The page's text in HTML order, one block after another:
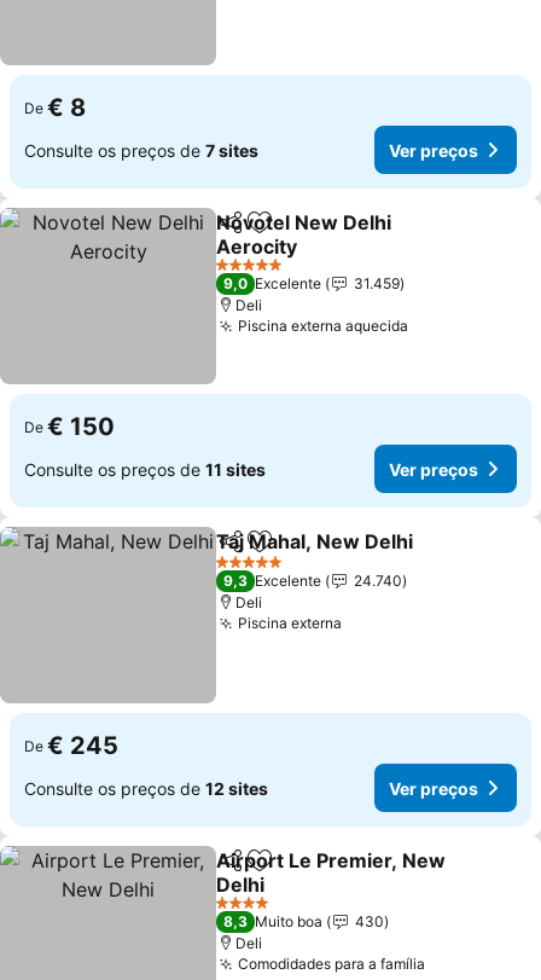
De € 8
Consulte os preços de 7 sites Ver preços
PartilharAdicionar aos favoritos
Novotel New Delhi
Aerocity
Ver preços
5 Estrelas
9,0 Excelente
31.459
Deli
Piscina externa aquecida
De € 150
Consulte os preços de 11 sites Ver preços
PartilharAdicionar aos favoritos
Taj Mahal, New Delhi
5 Estrelas
9,3 Excelente
24.740
Deli
Piscina externa
De € 245
Consulte os preços de 12 sites Ver preços
PartilharAdicionar aos favoritos
Airport Le Premier, New
Delhi
Ver preços
4 Estrelas
8,3 Muito boa
430
Deli
Comodidades para a família